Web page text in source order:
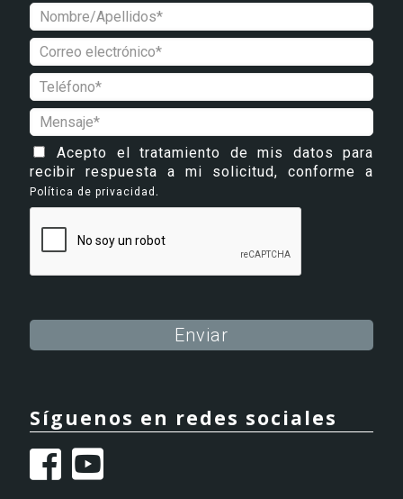
Acepto el tratamiento de mis datos para
recibir respuesta a mi solicitud, conforme a
Política de privacidad .
Síguenos en redes sociales